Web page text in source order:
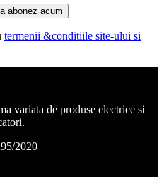
abonez acum
termenii &conditiile site-ului si
variata de produse electrice si
2020